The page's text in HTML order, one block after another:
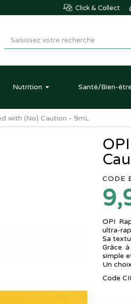
Click & Collect
Nutrition Santé/Bien-être
with (No) Caution - 9mL
CODE
OPI
ultra-
Sa
Grâce
simple
Un
Code